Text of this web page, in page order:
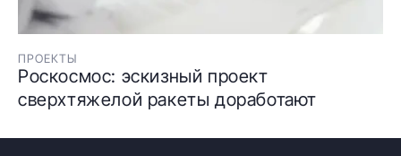
ПРОЕКТЫ
Роскосмос: эскизный проект
сверхтяжелой ракеты доработают